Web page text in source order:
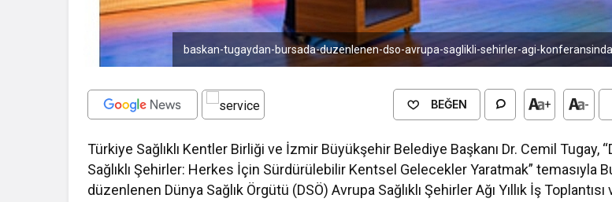
baskan-tugaydan-bursada-duzenlenen-dso-avrupa-saglikli-sehirler-agi-
BEĞEN + -
Türkiye Sağlıklı Kentler Birliği ve İzmir Büyükşehir Belediye Başkanı Dr. Cemil Tugay,
Sağlıklı Şehirler: Herkes İçin Sürdürülebilir Kentsel Gelecekler Yaratmak” temasıyla
düzenlenen Dünya Sağlık Örgütü (DSÖ) Avrupa Sağlıklı Şehirler Ağı Yıllık İş